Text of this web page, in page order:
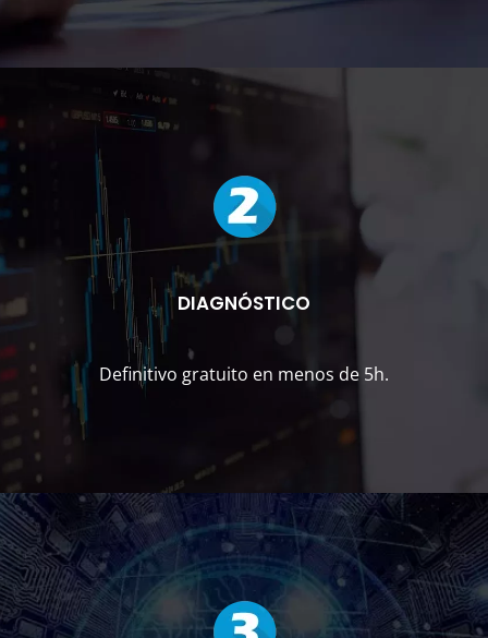
DIAGNÓSTICO
Definitivo gratuito en menos de 5h.